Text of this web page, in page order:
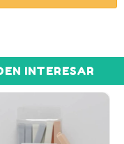
INTERESAR